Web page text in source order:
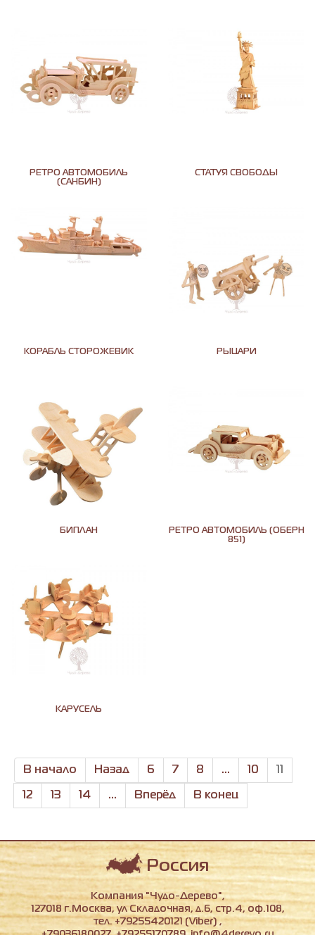
РЕТРО АВТОМОБИЛЬ
(САНБИН)
СТАТУЯ СВОБОДЫ
КОРАБЛЬ СТОРОЖЕВИК РЫЦАРИ
БИПЛАН
РЕТРО АВТОМОБИЛЬ (ОБЕРН
851)
КАРУСЕЛЬ
В начало Назад 6 7 8 ... 10
12 13 14 ... Вперёд В конец
Россия
Компания "Чудо-Дерево",
127018 г.Москва, ул Складочная, д.6, стр.4, оф.108,
тел. +79255420121 (Viber) ,